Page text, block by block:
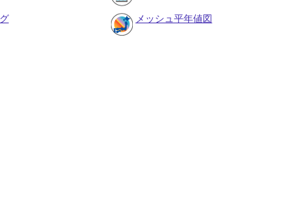
メッシュ平年値図